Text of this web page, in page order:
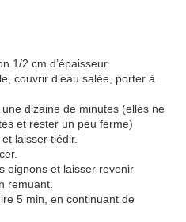
1/2 cm d’épaisseur.
couvrir d’eau salée, porter à
dizaine de minutes (elles ne
et rester un peu ferme)
laisser tiédir.
oignons et laisser revenir
remuant.
5 min, en continuant de